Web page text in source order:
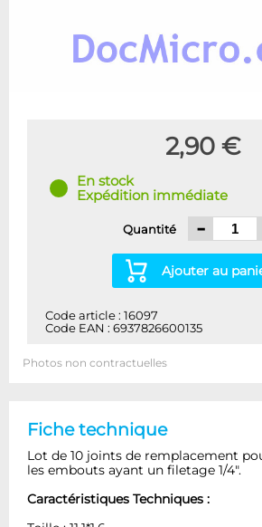
2,90 €
En stock
Expédition immédiate
Quantité -
Ajouter au
Code article : 16097
Code EAN : 6937826600135
Photos non contractuelles
Fiche technique
Lot de 10 joints de remplacement
les embouts ayant un filetage 1/4".
Caractéristiques Techniques :